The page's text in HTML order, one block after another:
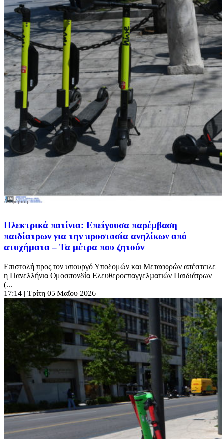
Ηλεκτρικά πατίνια: Επείγουσα παρέμβαση
παιδίατρων για την προστασία ανηλίκων από
ατυχήματα – Τα μέτρα που ζητούν
Επιστολή προς τον υπουργό Υποδομών και Μεταφορών απέστειλε
η Πανελλήνια Ομοσπονδία Ελευθεροεπαγγελµατιών Παιδιάτρων
(...
17:14 | Τρίτη 05 Μαΐου 2026